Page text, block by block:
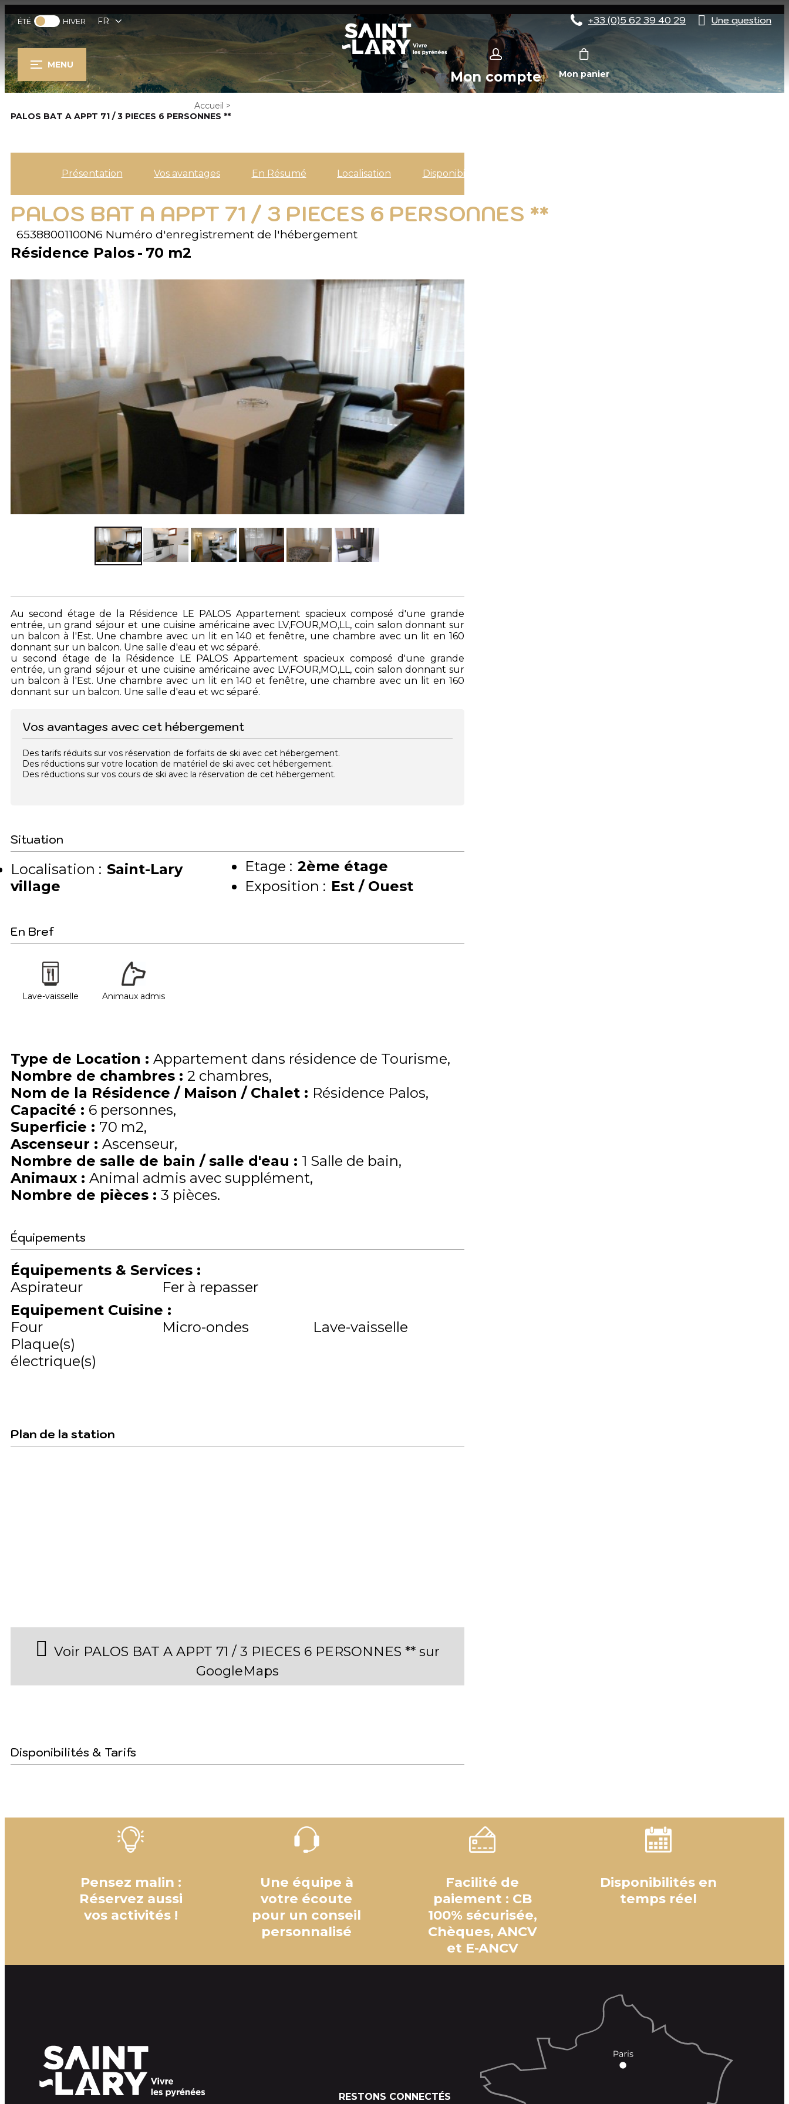
ÉTÉ HIVER FR +33 (0)5 62 39 40 29 Une question
MENU
Mon compte Mon panier
Accueil >
PALOS BAT A APPT 71 / 3 PIECES 6 PERSONNES **
Présentation Vos avantages En Résumé Localisation Disponibilités
PALOS BAT A APPT 71 / 3 PIECES 6 PERSONNES **
65388001100N6 Numéro d'enregistrement de l'hébergement
Résidence Palos 70 m2
Au second étage de la Résidence LE PALOS Appartement spacieux composé d'une grande
entrée, un grand séjour et une cuisine américaine avec LV,FOUR,MO,LL, coin salon donnant sur
un balcon à l'Est. Une chambre avec un lit en 140 et fenêtre, une chambre avec un lit en 160
donnant sur un balcon. Une salle d'eau et wc séparé.
u second étage de la Résidence LE PALOS Appartement spacieux composé d'une grande
entrée, un grand séjour et une cuisine américaine avec LV,FOUR,MO,LL, coin salon donnant sur
un balcon à l'Est. Une chambre avec un lit en 140 et fenêtre, une chambre avec un lit en 160
donnant sur un balcon. Une salle d'eau et wc séparé.
Vos avantages avec cet hébergement
Des tarifs réduits sur vos réservation de forfaits de ski avec cet hébergement.
Des réductions sur votre location de matériel de ski avec cet hébergement.
Des réductions sur vos cours de ski avec la réservation de cet hébergement.
Situation
Localisation : Saint-Lary
village
Etage : 2ème étage
Exposition : Est / Ouest
En Bref
Lave-vaisselle Animaux admis
Type de Location : Appartement dans résidence de Tourisme
Nombre de chambres : 2 chambres
Nom de la Résidence / Maison / Chalet : Résidence Palos
Capacité : 6 personnes
Superficie : 70 m2
Ascenseur : Ascenseur
Nombre de salle de bain / salle d'eau : 1 Salle de bain
Animaux : Animal admis avec supplément
Nombre de pièces : 3 pièces
Équipements
Équipements & Services :
Aspirateur
Fer à repasser
Equipement Cuisine :
Four
Micro-ondes
Lave-vaisselle
Plaque(s)
électrique(s)
Plan de la station
Voir PALOS BAT A APPT 71 / 3 PIECES 6 PERSONNES ** sur
GoogleMaps
Disponibilités & Tarifs
Pensez malin :
Réservez aussi
vos activités !
Une équipe à
votre écoute
pour un conseil
personnalisé
Facilité de
paiement : CB
100% sécurisée,
Chèques, ANCV
et E-ANCV
Disponibilités en
temps réel
RESTONS CONNECTÉS